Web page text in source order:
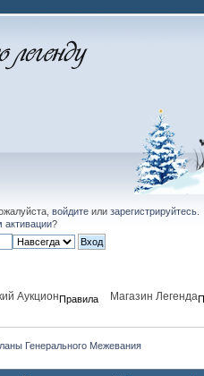
войдите или зарегистрируйтесь
активации?
АукционПравила Магазин Легенда
Генерального Межевания